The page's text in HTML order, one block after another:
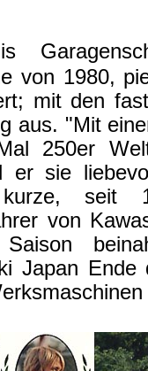
von 1980,
mit den
aus. "Mit
250er
er sie
seit
von
Saison
Japan